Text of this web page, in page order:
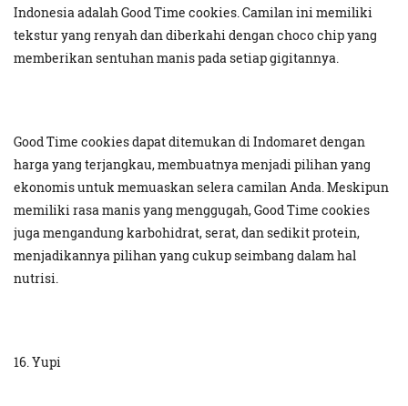
Indonesia adalah Good Time cookies. Camilan ini memiliki
tekstur yang renyah dan diberkahi dengan choco chip yang
memberikan sentuhan manis pada setiap gigitannya.
Good Time cookies dapat ditemukan di Indomaret dengan
harga yang terjangkau, membuatnya menjadi pilihan yang
ekonomis untuk memuaskan selera camilan Anda. Meskipun
memiliki rasa manis yang menggugah, Good Time cookies
juga mengandung karbohidrat, serat, dan sedikit protein,
menjadikannya pilihan yang cukup seimbang dalam hal
nutrisi.
16. Yupi